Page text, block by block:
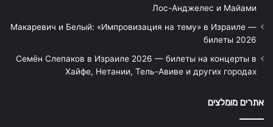
Лос-Анджелес и Майами
Макаревич и Белый: «Импровизация на тему» в Израиле —
билеты 2026
Семён Слепаков в Израиле 2026 — билеты на концерты в
Хайфе, Нетании, Тель-Авиве и других городах
אתרים מומלצים